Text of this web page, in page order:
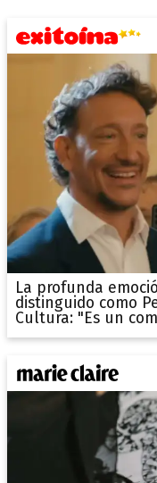
La profunda
distinguido como
Cultura: "Es un